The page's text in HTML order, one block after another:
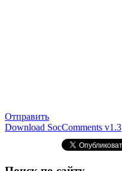
Отправить
Download SocComments v1.3